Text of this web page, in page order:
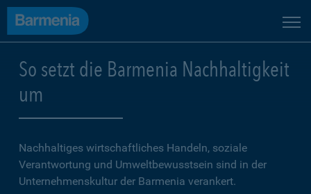
So setzt die Barmenia Nachhaltigkeit
um
Nachhaltiges wirtschaftliches Handeln, soziale
Verantwortung und Umweltbewusstsein sind in der
Unternehmenskultur der Barmenia verankert.